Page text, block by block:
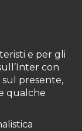
e per gli
con
sul presente,
qualche